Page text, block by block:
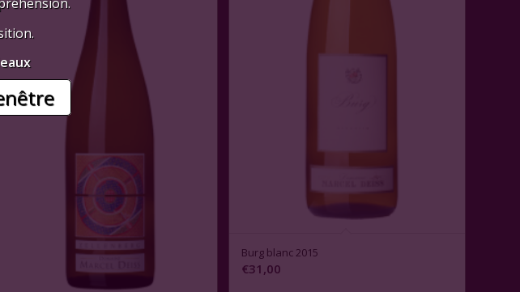
Burg blanc 2015
€31,00